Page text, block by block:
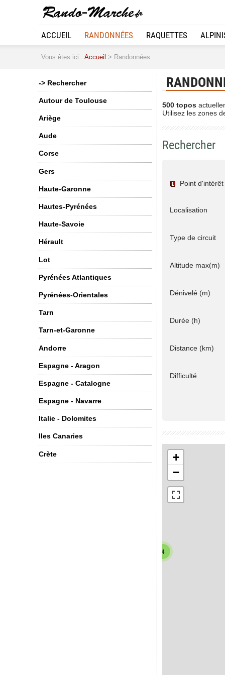
ACCUEIL RANDONNÉES RAQUETTES
Vous êtes ici : Accueil > Randonnées
-> Rechercher
Autour de Toulouse
Ariège
Aude
Corse
Gers
Haute-Garonne
Hautes-Pyrénées
Haute-Savoie
Hérault
Lot
Pyrénées Atlantiques
Pyrénées-Orientales
Tarn
Tarn-et-Garonne
Andorre
Espagne - Aragon
Espagne - Catalogne
Espagne - Navarre
Italie - Dolomites
Iles Canaries
Crète
500 topos
Utilisez les zones
Rechercher
Point d'intérêt
Localisation
Type de circuit
Altitude max(m)
Dénivelé (m)
Durée (h)
Distance (km)
Difficulté
4
+
−